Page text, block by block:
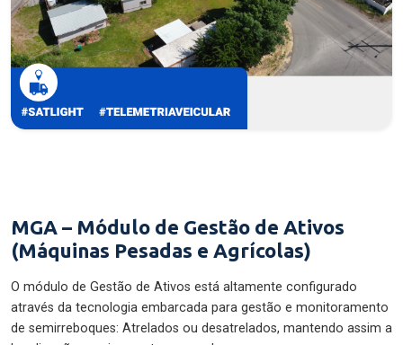
MGA – Módulo de Gestão de Ativos
(Máquinas Pesadas e Agrícolas)
O módulo de Gestão de Ativos está altamente configurado
através da tecnologia embarcada para gestão e monitoramento
de semirreboques: Atrelados ou desatrelados, mantendo assim a